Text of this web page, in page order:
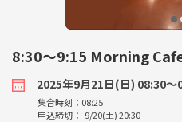
8:30～9:15 Morning Cafe
2025年9月21日(日) 08:30〜
集合時刻：08:25
申込締切： 9/20(土) 20:30